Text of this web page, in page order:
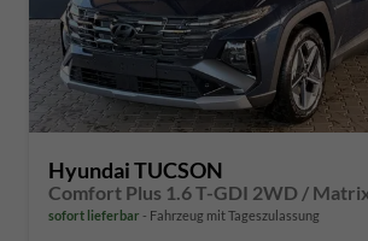
Hyundai TUCSON
sofort lieferbar Fahrzeug mit Tageszulassung